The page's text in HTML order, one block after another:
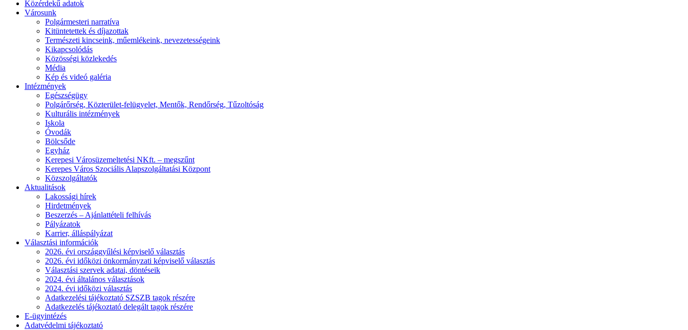
Közérdekű adatok
Városunk
Polgármesteri narratíva
Kitüntetettek és díjazottak
Természeti kincseink, műemlékeink, nevezetességeink
Kikapcsolódás
Közösségi közlekedés
Média
Kép és videó galéria
Intézmények
Egészségügy
Polgárőrség, Közterület-felügyelet, Mentők, Rendőrség, Tűzoltóság
Kulturális intézmények
Iskola
Óvodák
Bölcsőde
Egyház
Kerepesi Városüzemeltetési NKft. – megszűnt
Kerepes Város Szociális Alapszolgáltatási Központ
Közszolgáltatók
Aktualitások
Lakossági hírek
Hirdetmények
Beszerzés – Ajánlattételi felhívás
Pályázatok
Karrier, álláspályázat
Választási információk
2026. évi országgyűlési képviselő választás
2026. évi időközi önkormányzati képviselő választás
Választási szervek adatai, döntéseik
2024. évi általános választások
2024. évi időközi választás
Adatkezelési tájékoztató SZSZB tagok részére
Adatkezelés tájékoztató delegált tagok részére
E-ügyintézés
Adatvédelmi tájékoztató